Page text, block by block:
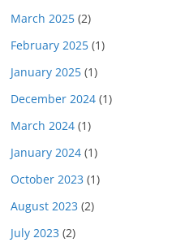
March 2025 (2)
February 2025 (1)
January 2025 (1)
December 2024 (1)
March 2024 (1)
January 2024 (1)
October 2023 (1)
August 2023 (2)
July 2023 (2)